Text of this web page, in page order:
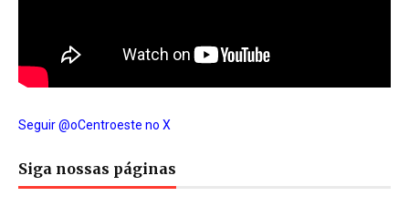
Seguir @oCentroeste no X
Siga nossas páginas